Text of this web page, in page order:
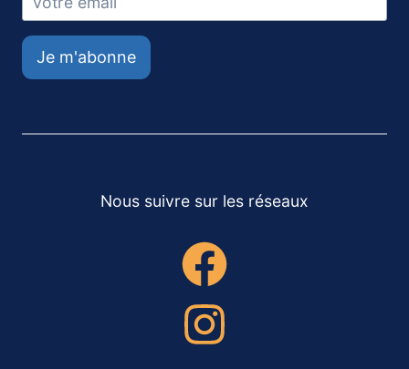
Je m'abonne
Nous suivre sur les réseaux